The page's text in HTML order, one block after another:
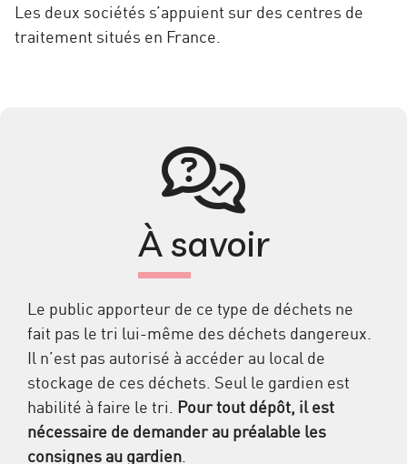
Les deux sociétés s’appuient sur des centres de
traitement situés en France.
À savoir
Le public apporteur de ce type de déchets ne
fait pas le tri lui-même des déchets dangereux.
Il n’est pas autorisé à accéder au local de
stockage de ces déchets. Seul le gardien est
habilité à faire le tri. Pour tout dépôt, il est
nécessaire de demander au préalable les
consignes au gardien